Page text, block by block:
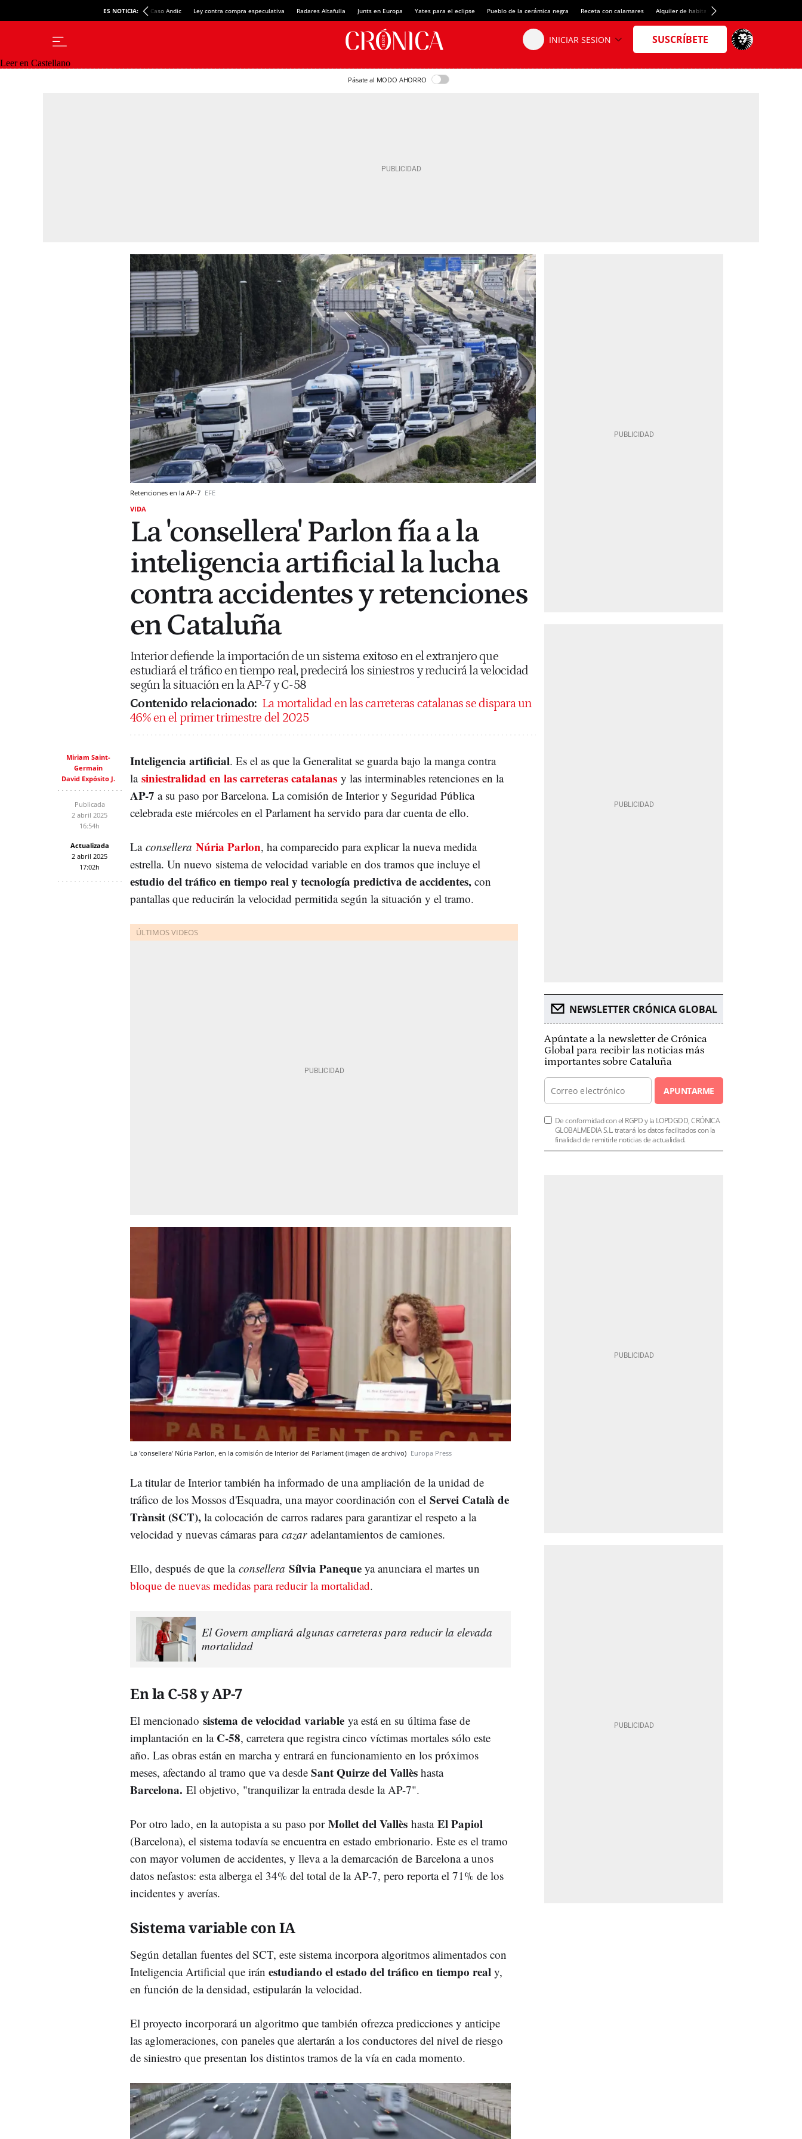
ES NOTICIA: Caso Andic Ley contra compra especulativa Radares Altafulla Junts en Europa Yates para el eclipse Pueblo de la cerámica negra Receta con calamares Alquiler de habitaciones en España
Leer en Castellano
Pásate al MODO AHORRO
Retenciones en la AP-7 EFE
VIDA
La 'consellera' Parlon fía a la
inteligencia artificial la lucha
contra accidentes y retenciones
en Cataluña
Interior defiende la importación de un sistema exitoso en el extranjero que
estudiará el tráfico en tiempo real, predecirá los siniestros y reducirá la velocidad
según la situación en la AP-7 y C-58
Contenido relacionado: La mortalidad en las carreteras catalanas se dispara un
46% en el primer trimestre del 2025
Miriam Saint-
Germain
David Expósito J.
Publicada
2 abril 2025
16:54h
Actualizada
2 abril 2025
17:02h
Inteligencia artificial. Es el as que la Generalitat se guarda bajo la manga contra
la siniestralidad en las carreteras catalanas y las interminables retenciones en la
AP-7 a su paso por Barcelona. La comisión de Interior y Seguridad Pública
celebrada este miércoles en el Parlament ha servido para dar cuenta de ello.
La consellera Núria Parlon, ha comparecido para explicar la nueva medida
estrella. Un nuevo sistema de velocidad variable en dos tramos que incluye el
estudio del tráfico en tiempo real y tecnología predictiva de accidentes, con
pantallas que reducirán la velocidad permitida según la situación y el tramo.
La 'consellera' Núria Parlon, en la comisión de Interior del Parlament (imagen de archivo) Europa Press
La titular de Interior también ha informado de una ampliación de la unidad de
tráfico de los Mossos d'Esquadra, una mayor coordinación con el Servei Català de
Trànsit (SCT), la colocación de carros radares para garantizar el respeto a la
velocidad y nuevas cámaras para cazaradelantamientos de camiones.
Ello, después de que la consellera Sílvia Paneque ya anunciara el martes un
bloque de nuevas medidas para reducir la mortalidad.
El Govern ampliará algunas carreteras para reducir la elevada
mortalidad
En la C-58 y AP-7
El mencionado sistema de velocidad variable ya está en su última fase de
implantación en laC-58, carretera que registra cinco víctimas mortales sólo este
año. Las obras están en marcha y entrará en funcionamiento en los próximos
meses, afectando al tramo que va desde Sant Quirze del Vallès hasta
Barcelona. El objetivo, "tranquilizar la entrada desde la AP-7".
Por otro lado, en la autopista a su paso por Mollet del Vallès hasta El Papiol
(Barcelona), el sistema todavía se encuentra en estado embrionario. Este es el tramo
con mayor volumen de accidentes, y lleva a la demarcación de Barcelona a unos
datos nefastos: esta alberga el 34% del total de la AP-7, pero reporta el 71% de los
incidentes y averías.
Sistema variable con IA
Según detallan fuentes del SCT, este sistema incorpora algoritmos alimentados con
Inteligencia Artificial que irán estudiando el estado del tráfico en tiempo real y,
en función de la densidad, estipularán la velocidad.
El proyecto incorporará un algoritmo que también ofrezca predicciones y anticipe
las aglomeraciones, con paneles que alertarán a los conductores del nivel de riesgo
de siniestro que presentan los distintos tramos de la vía en cada momento.
NEWSLETTER CRÓNICA GLOBAL
Apúntate a la newsletter de Crónica
Global para recibir las noticias más
importantes sobre Cataluña
APUNTARME
De conformidad con el RGPD y la LOPDGDD, CRÓNICA
GLOBALMEDIA S.L. tratará los datos facilitados con la
finalidad de remitirle noticias de actualidad.